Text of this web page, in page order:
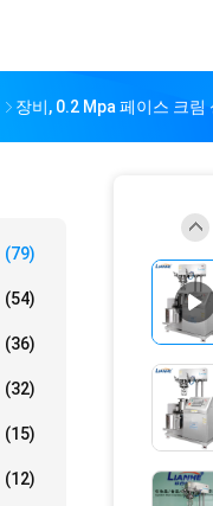
장비, 0.2 Mpa 페이스 크림
(79)
(54)
(36)
(32)
(15)
(12)